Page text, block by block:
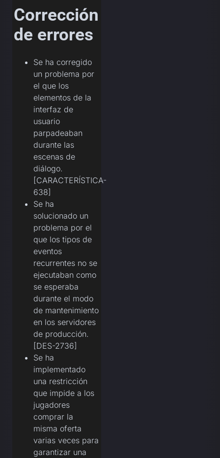
Corrección
de errores
Se ha corregido
un problema por
el que los
elementos de la
interfaz de
usuario
parpadeaban
durante las
escenas de
diálogo.
[CARACTERÍSTICA-
638]
Se ha
solucionado un
problema por el
que los tipos de
eventos
recurrentes no se
ejecutaban como
se esperaba
durante el modo
de mantenimiento
en los servidores
de producción.
[DES-2736]
Se ha
implementado
una restricción
que impide a los
jugadores
comprar la
misma oferta
varias veces para
garantizar una